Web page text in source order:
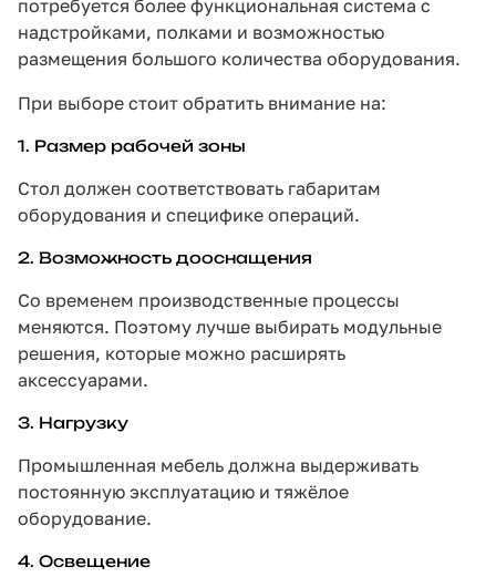
потребуется более функциональная система с
надстройками, полками и возможностью
размещения большого количества оборудования.
При выборе стоит обратить внимание на:
1. Размер рабочей зоны
Стол должен соответствовать габаритам
оборудования и специфике операций.
2. Возможность дооснащения
Со временем производственные процессы
меняются. Поэтому лучше выбирать модульные
решения, которые можно расширять
аксессуарами.
3. Нагрузку
Промышленная мебель должна выдерживать
постоянную эксплуатацию и тяжёлое
оборудование.
4. Освещение